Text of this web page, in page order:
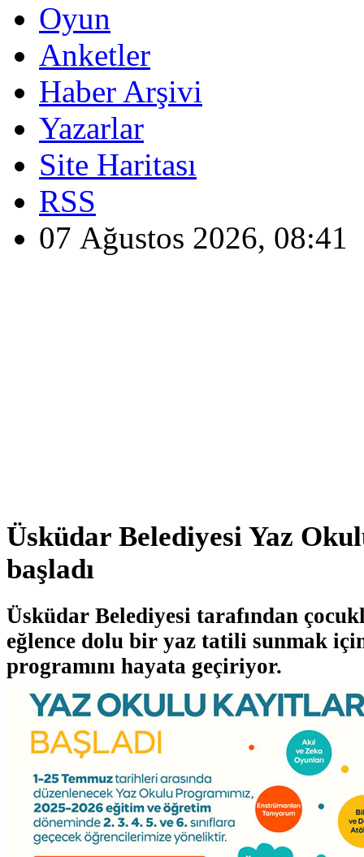
Oyun
Anketler
Haber Arşivi
Yazarlar
Site Haritası
RSS
07 Ağustos 2026, 08:41
Üsküdar Belediyesi Yaz
başladı
Üsküdar Belediyesi tarafından
eğlence dolu bir yaz tatili sunmak
programını hayata geçiriyor.